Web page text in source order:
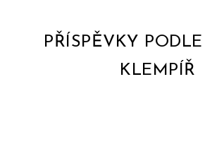
PŘÍSPĚVKY
KLEMPÍŘ